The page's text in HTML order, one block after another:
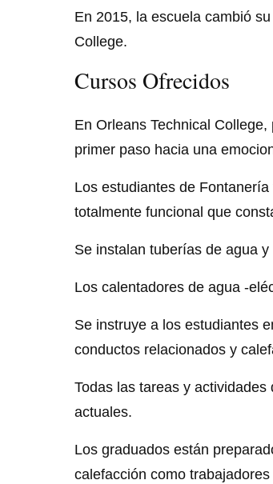
En 2015, la escuela cambió
College.
Cursos Ofrecidos
En Orleans Technical
primer paso hacia una
Los estudiantes de
totalmente funcional que
Se instalan tuberías de agua
Los calentadores de agua -
Se instruye a los estudiantes
conductos relacionados y
Todas las tareas y
actuales.
Los graduados están
calefacción como